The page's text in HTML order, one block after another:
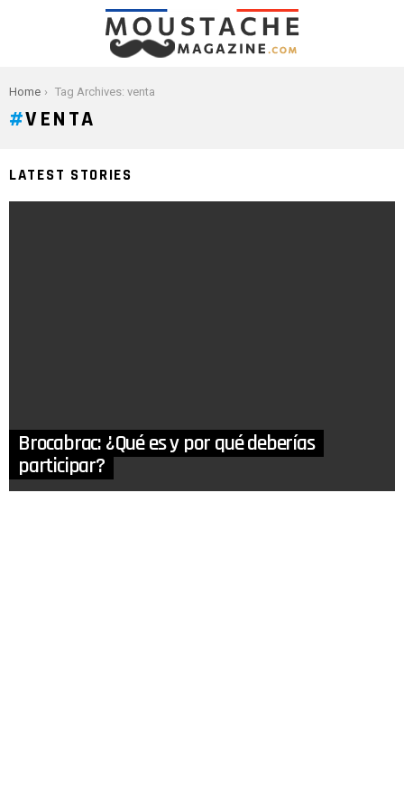
You are here:
Home Tag Archives: venta
VENTA
LATEST STORIES
Brocabrac: ¿Qué es y por qué deberías
participar?